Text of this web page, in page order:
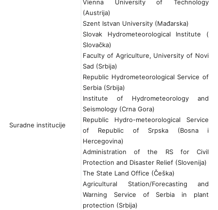
Suradne institucije
Vienna University of Technology
(Austrija)
Szent Istvan University (Mađarska)
Slovak Hydrometeorological Institute (
Slovačka)
Faculty of Agriculture, University of Novi
Sad (Srbija)
Republic Hydrometeorological Service of
Serbia (Srbija)
Institute of Hydrometeorology and
Seismology (Crna Gora)
Republic Hydro-meteorological Service
of Republic of Srpska (Bosna i
Hercegovina)
Administration of the RS for Civil
Protection and Disaster Relief (Slovenija)
The State Land Office (Češka)
Agricultural Station/Forecasting and
Warning Service of Serbia in plant
protection (Srbija)